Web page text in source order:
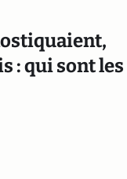
: qui sont les